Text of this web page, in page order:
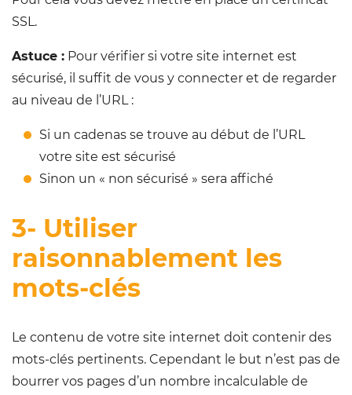
SSL.
Astuce : Pour vérifier si votre site internet est
sécurisé, il suffit de vous y connecter et de regarder
au niveau de l’URL :
Si un cadenas se trouve au début de l’URL
votre site est sécurisé
Sinon un « non sécurisé » sera affiché
3- Utiliser
raisonnablement les
mots-clés
Le contenu de votre site internet doit contenir des
mots-clés pertinents. Cependant le but n’est pas de
bourrer vos pages d’un nombre incalculable de